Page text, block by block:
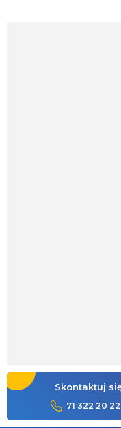
Skontaktuj
71 322 20 22